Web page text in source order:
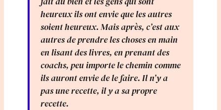
heureux ils ont envie que les autres
soient heureux. Mais après, c’est aux
autres de prendre les choses en main
en lisant des livres, en prenant des
coachs, peu importe le chemin comme
ils auront envie de le faire. Il n’y a
pas une recette, il y a sa propre
recette.